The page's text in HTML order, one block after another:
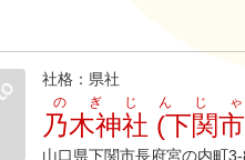
社格：県社
乃木神社 (下関
のぎじんじゃ
山口県下関市長府宮の内町3-